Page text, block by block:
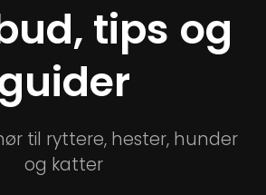
tips og
til ryttere, hester, hunder
og katter